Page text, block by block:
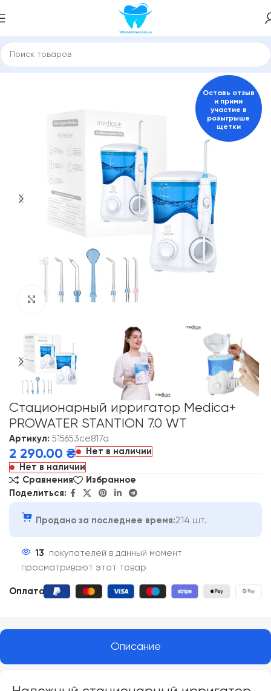
Главная Іригатори та зубні стаціонарні центри
Click to enlarge
Оставь отзыв
и прими
участие в
розыгрыше
щетки
Стационарный ирригатор Medica+
PROWATER STANTION 7.0 WT
Артикул: 515653ce817a
2 290.00 ₴
Нет в наличии
Нет в наличии
Сравнения
Избранное
Поделиться:
Продано за последнее время:214 шт.
13
покупателей в данный момент
просматривают этот товар
Оплата:
Описание